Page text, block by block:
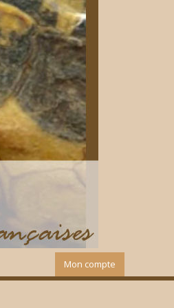
Mon compte